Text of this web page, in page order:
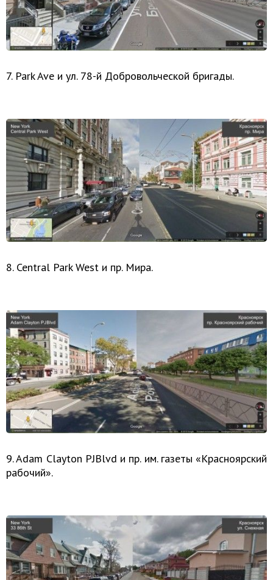
7. Park Ave и ул. 78-й Добровольческой бригады.
8. Central Park West и пр. Мира.
9. Adam Clayton PJBlvd и пр. им. газеты «Красноярский
рабочий».